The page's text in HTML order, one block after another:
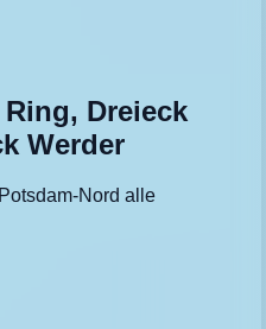
Dreieck
Werder
Nord alle